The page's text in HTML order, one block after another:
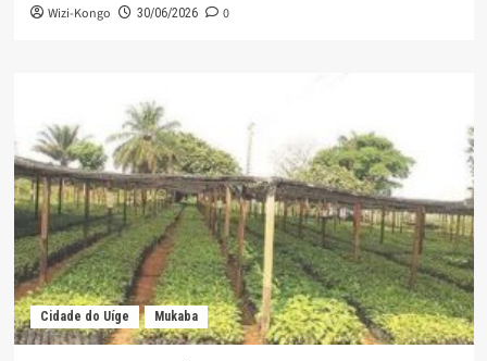
Wizi-Kongo 30/06/2026 0
Cidade do Uíge Mukaba